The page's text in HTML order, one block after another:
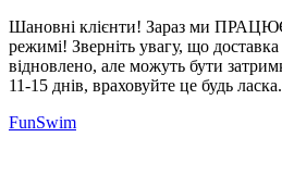
Шановні клієнти! Зараз ми
режимі! Зверніть увагу, що
відновлено, але можуть бути
11-15 днів, враховуйте це будь
FunSwim